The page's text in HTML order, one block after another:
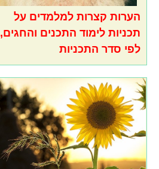
הערות קצרות למלמדים על
תכניות לימוד התכנים והחגים,
לפי סדר התכניות